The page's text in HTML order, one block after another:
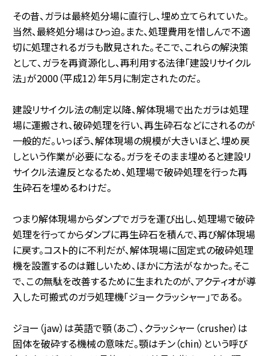
その昔、ガラは最終処分場に直行し、埋め立てられていた。
当然、最終処分場はひっ迫。また、処理費用を惜しんで不適
切に処理されるガラも散見された。そこで、これらの解決策
として、ガラを再資源化し、再利用する法律「建設リサイクル
法」が2000（平成12）年5月に制定されたのだ。
建設リサイクル法の制定以降、解体現場で出たガラは処理
場に運搬され、破砕処理を行い、再生砕石などにされるのが
一般的だ。いっぽう、解体現場の規模が大きいほど、埋め戻
しという作業が必要になる。ガラをそのまま埋めると建設リ
サイクル法違反となるため、処理場で破砕処理を行った再
生砕石を埋めるわけだ。
つまり解体現場からダンプでガラを運び出し、処理場で破砕
処理を行ってからダンプに再生砕石を積んで、再び解体現場
に戻す。コスト的に不利だが、解体現場に固定式の破砕処理
機を設置するのは難しいため、ほかに方法がなかった。そこ
で、この無駄を改善するために生まれたのが、アクティオが導
入した可搬式のガラ処理機「ジョークラッシャー」である。
ジョー（jaw）は英語で顎（あご）、クラッシャー（crusher）は
固体を破砕する機械の意味だ。顎はチン（chin）という呼び